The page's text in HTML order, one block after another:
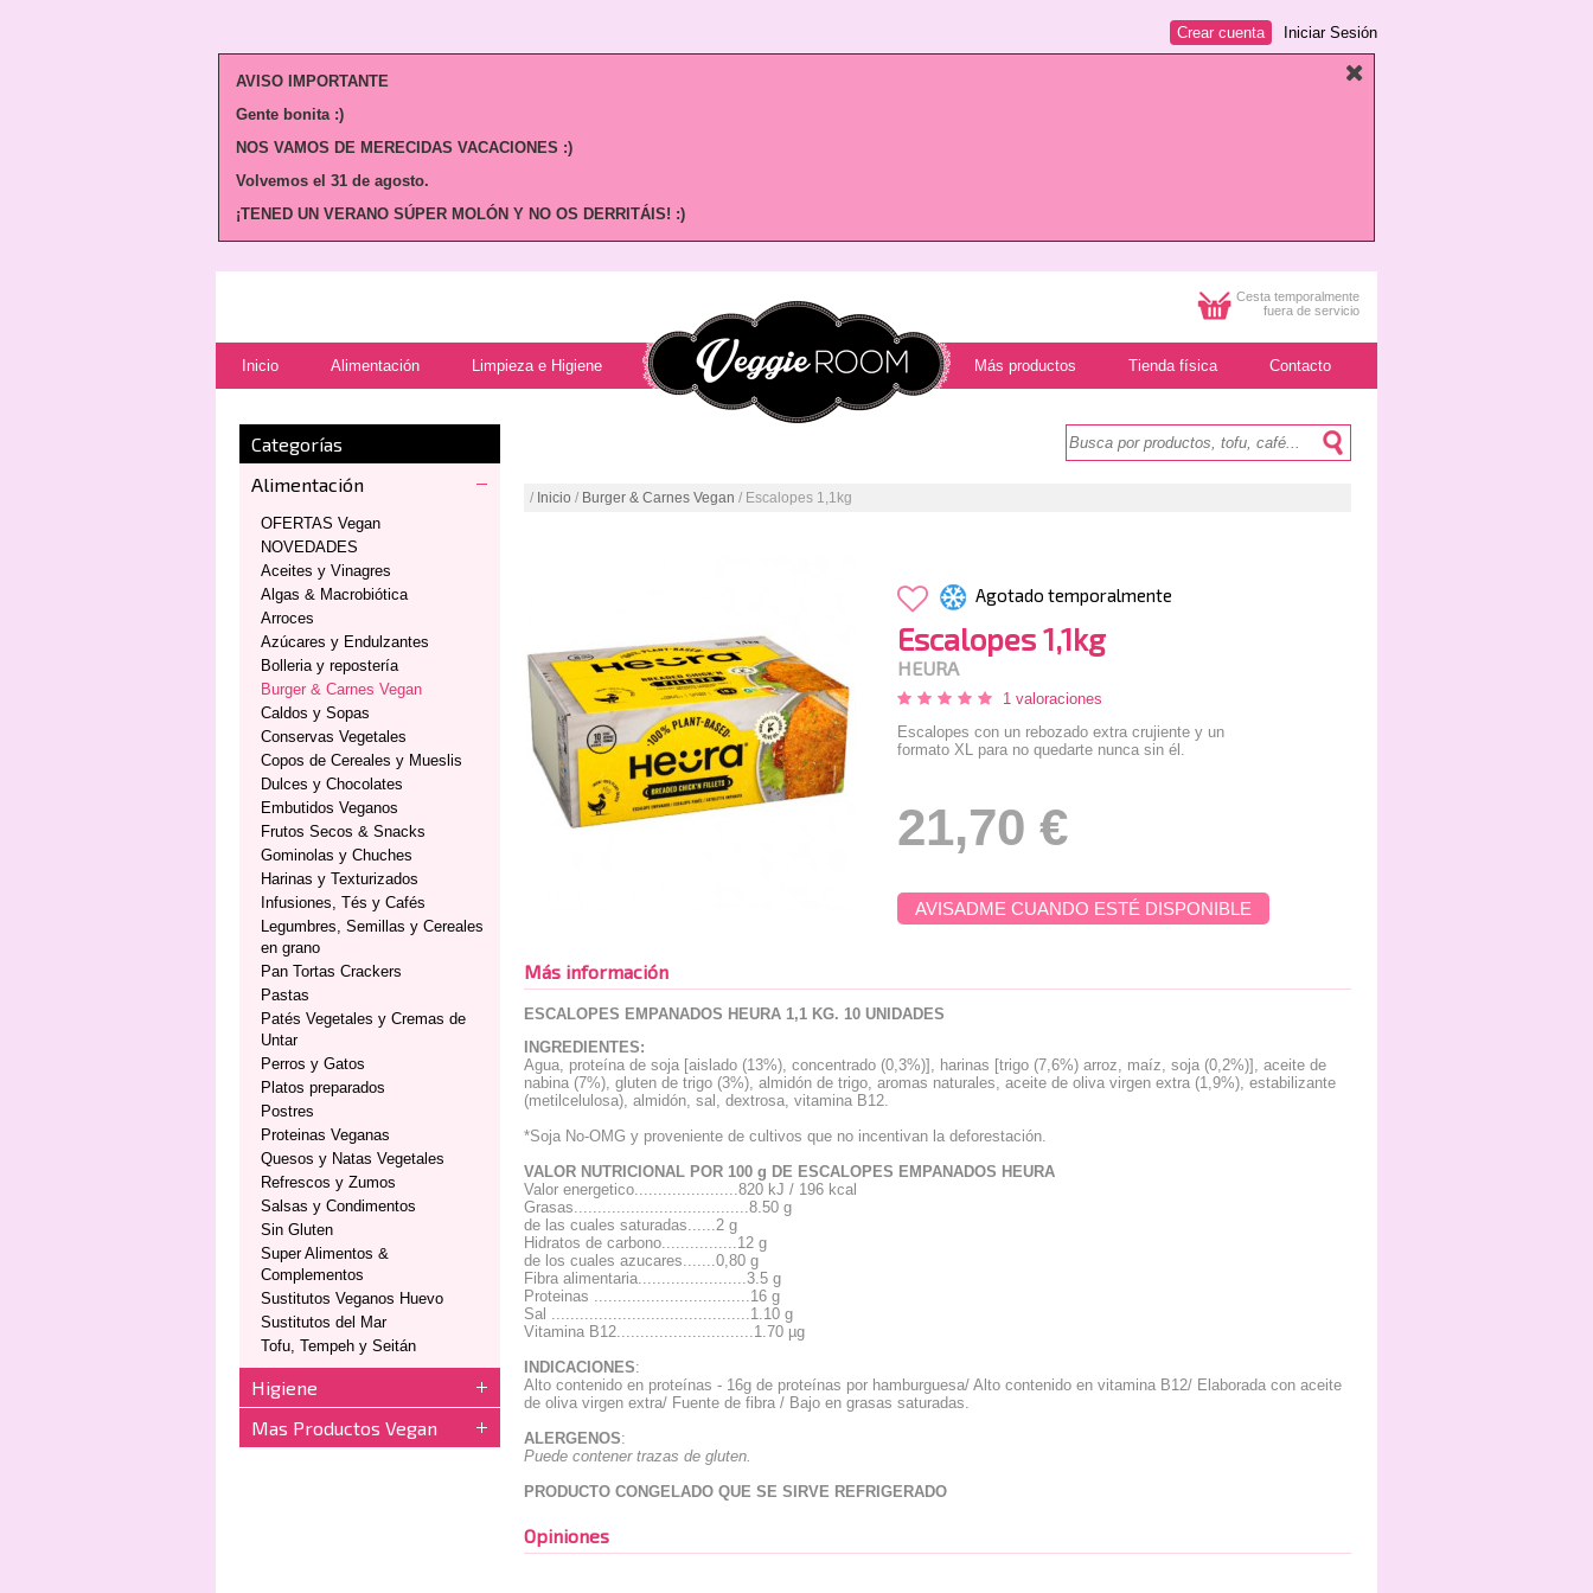
Iniciar Sesión
Crear cuenta
AVISO IMPORTANTE
Gente bonita :)
NOS VAMOS DE MERECIDAS VACACIONES :)
Volvemos el 31 de agosto.
¡TENED UN VERANO SÚPER MOLÓN Y NO OS DERRITÁIS! :)
Cesta temporalmente
fuera de servicio
Inicio Alimentación Limpieza e Higiene Más productos Tienda física Contacto
Categorías
Alimentación
OFERTAS Vegan
NOVEDADES
Aceites y Vinagres
Algas & Macrobiótica
Arroces
Azúcares y Endulzantes
Bolleria y repostería
Burger & Carnes Vegan
Caldos y Sopas
Conservas Vegetales
Copos de Cereales y Mueslis
Dulces y Chocolates
Embutidos Veganos
Frutos Secos & Snacks
Gominolas y Chuches
Harinas y Texturizados
Infusiones, Tés y Cafés
Legumbres, Semillas y Cereales
en grano
Pan Tortas Crackers
Pastas
Patés Vegetales y Cremas de
Untar
Perros y Gatos
Platos preparados
Postres
Proteinas Veganas
Quesos y Natas Vegetales
Refrescos y Zumos
Salsas y Condimentos
Sin Gluten
Super Alimentos &
Complementos
Sustitutos Veganos Huevo
Sustitutos del Mar
Tofu, Tempeh y Seitán
Higiene
Mas Productos Vegan
/ Inicio / Burger & Carnes Vegan / Escalopes 1,1kg
Agotado temporalmente
Escalopes 1,1kg
HEURA
1 valoraciones
Escalopes con un rebozado extra crujiente y un
formato XL para no quedarte nunca sin él.
21,70 €
AVISADME CUANDO ESTÉ DISPONIBLE
Más información
ESCALOPES EMPANADOS HEURA 1,1 KG. 10 UNIDADES
INGREDIENTES:
Agua, proteína de soja [aislado (13%), concentrado (0,3%)], harinas [trigo (7,6%) arroz, maíz, soja (0,2%)], aceite de
nabina (7%), gluten de trigo (3%), almidón de trigo, aromas naturales, aceite de oliva virgen extra (1,9%), estabilizante
(metilcelulosa), almidón, sal, dextrosa, vitamina B12.
*Soja No-OMG y proveniente de cultivos que no incentivan la deforestación.
VALOR NUTRICIONAL POR 100 g DE ESCALOPES EMPANADOS HEURA
Valor energetico......................820 kJ / 196 kcal
Grasas.....................................8.50 g
de las cuales saturadas......2 g
Hidratos de carbono................12 g
de los cuales azucares.......0,80 g
Fibra alimentaria.......................3.5 g
Proteinas .................................16 g
Sal ..........................................1.10 g
Vitamina B12.............................1.70 µg
INDICACIONES:
Alto contenido en proteínas - 16g de proteínas por hamburguesa/ Alto contenido en vitamina B12/ Elaborada con aceite
de oliva virgen extra/ Fuente de fibra / Bajo en grasas saturadas.
ALERGENOS:
Puede contener trazas de gluten.
PRODUCTO CONGELADO QUE SE SIRVE REFRIGERADO
Opiniones